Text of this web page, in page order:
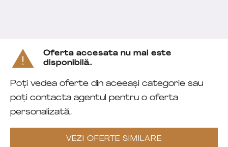
Oferta accesata nu mai este
disponibilă.
Poți vedea oferte din aceeași categorie sau
poți contacta agentul pentru o oferta
personalizată.
VEZI OFERTE SIMILARE